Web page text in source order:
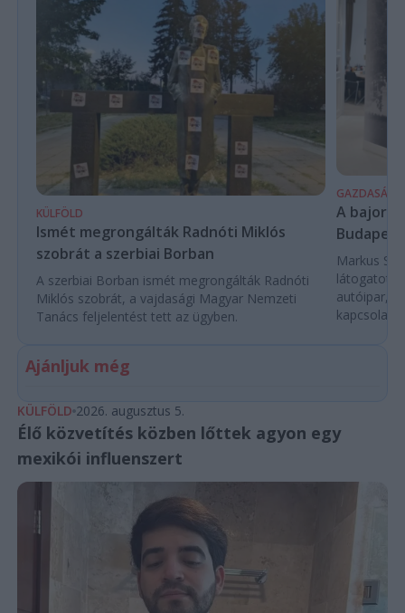
KÜLFÖLD
Ismét megrongálták Radnóti Miklós
szobrát a szerbiai Borban
A szerbiai Borban ismét megrongálták Radnóti
Miklós szobrát, a vajdasági Magyar Nemzeti
Tanács feljelentést tett az ügyben.
GAZDASÁG
A bajor
Markus
látogatott
autóipar,
Ajánljuk még
KÜLFÖLD 2026. augusztus 5.
Élő közvetítés közben lőttek agyon egy
mexikói influenszert